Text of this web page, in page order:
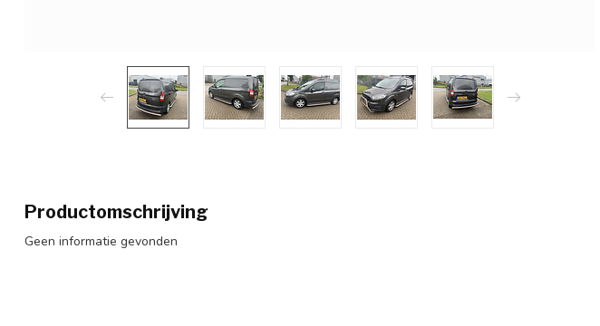
Productomschrijving
Geen informatie gevonden